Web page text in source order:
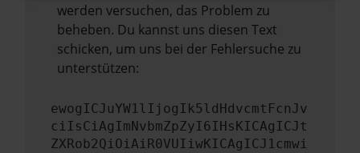
werden versuchen, das Problem zu
beheben. Du kannst uns diesen Text
schicken, um uns bei der Fehlersuche zu
unterstützen:
ewogICJuYW1lIjogIk5ldHdvcmtFcnJv
ciIsCiAgImNvbmZpZyI6IHsKICAgICJt
ZXRob2QiOiAiR0VUIiwKICAgICJ1cmwi